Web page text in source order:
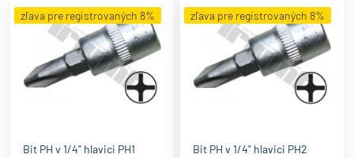
zľava pre registrovaných 8%
Bit PH v 1/4" hlavici PH1
zľava pre registrovaných 8%
Bit PH v 1/4" hlavici PH2